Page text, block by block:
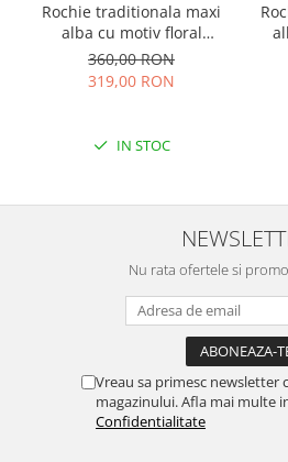
Rochie traditionala maxi
alba cu motiv floral
multicolor Sanziana
360,00 RON
319,00 RON
IN STOC
Nu rata ofertele si
Vreau sa primesc newsletter
magazinului. Afla mai multe
Confidentialitate